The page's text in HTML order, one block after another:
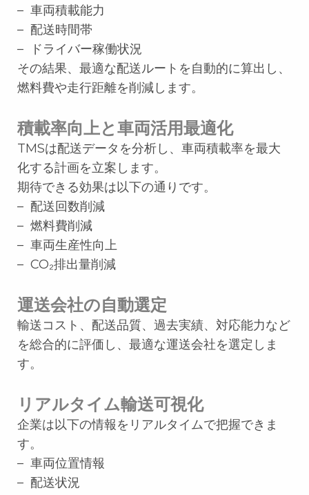
– 車両積載能力
– 配送時間帯
– ドライバー稼働状況
その結果、最適な配送ルートを自動的に算出し、
燃料費や走行距離を削減します。
積載率向上と車両活用最適化
TMSは配送データを分析し、車両積載率を最大
化する計画を立案します。
期待できる効果は以下の通りです。
– 配送回数削減
– 燃料費削減
– 車両生産性向上
– CO₂排出量削減
運送会社の自動選定
輸送コスト、配送品質、過去実績、対応能力など
を総合的に評価し、最適な運送会社を選定しま
す。
リアルタイム輸送可視化
企業は以下の情報をリアルタイムで把握できま
す。
– 車両位置情報
– 配送状況